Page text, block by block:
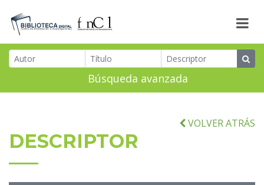
Búsqueda avanzada
VOLVER ATRÁS
DESCRIPTOR